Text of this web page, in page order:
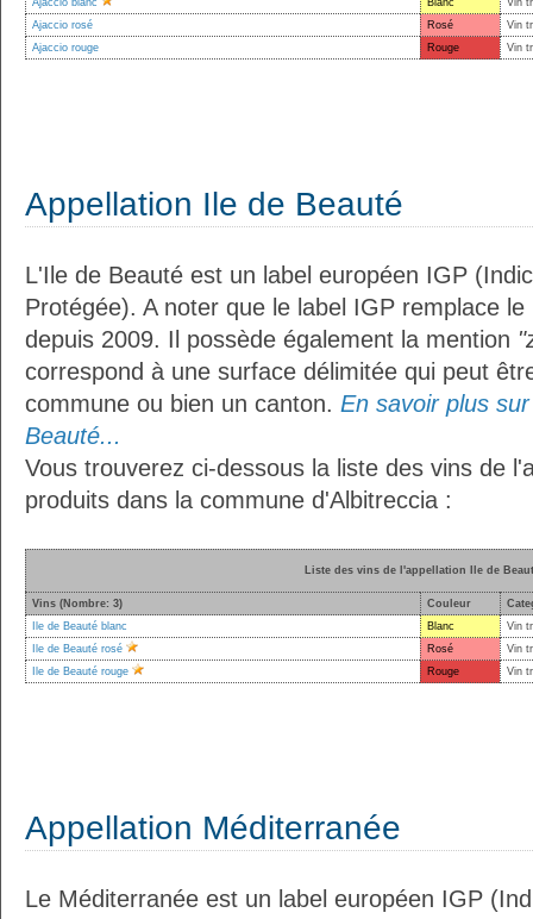
Ajaccio blanc
Blanc
Vin
Ajaccio rosé
Rosé
Vin
Ajaccio rouge
Rouge Vin
Appellation Ile de Beauté
L'Ile de Beauté est un label européen IGP
Protégée). A noter que le label IGP remplace
depuis 2009. Il possède également la mention
correspond à une surface délimitée qui peut
commune ou bien un canton. En savoir plus
Beauté...
Vous trouverez ci-dessous la liste des vins de
produits dans la commune d'Albitreccia :
Liste des vins de l'appellation Ile de
Vins (Nombre: 3) Couleur
Ile de Beauté blanc
Blanc
Vin
Ile de Beauté rosé
Rosé
Vin
Ile de Beauté rouge
Rouge Vin
Appellation Méditerranée
Le Méditerranée est un label européen IGP